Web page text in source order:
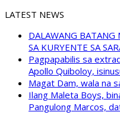
LATEST NEWS
DALAWANG
SA KURYENTE SA
Pagpapabilis sa
Apollo Quiboloy,
Magat Dam, wala na
Ilang Maleta Boys,
Pangulong Marcos,